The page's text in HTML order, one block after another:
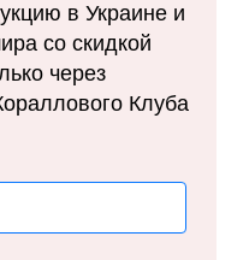
в Украине и
со скидкой
через
Клуба